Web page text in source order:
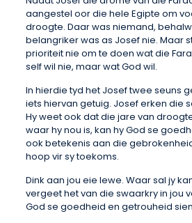
aangestel oor die hele Egipte om
droogte. Daar was niemand,
belangriker was as Josef nie. Maar
prioriteit nie om te doen wat die
self wil nie, maar wat God wil.
In hierdie tyd het Josef twee seuns
iets hiervan getuig. Josef erken die
Hy weet ook dat die jare van
waar hy nou is, kan hy God se
ook betekenis aan die
hoop vir sy toekoms.
Dink aan jou eie lewe. Waar sal jy
vergeet het van die swaarkry in jou
God se goedheid en getrouheid